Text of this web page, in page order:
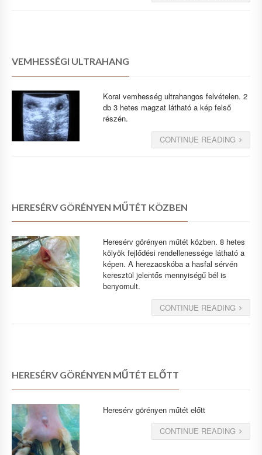
VEMHESSÉGI ULTRAHANG
Korai vemhesség ultrahangos felvételen. 2
db 3 hetes magzat látható a kép felső
részén.
CONTINUE READING
HERESÉRV GÖRÉNYEN MŰTÉT KÖZBEN
Heresérv görényen műtét közben. 8 hetes
kölyök fejlődési rendellenessége látható a
képen. A herezacskóba a hasfal sérvén
keresztül jelentős mennyiségű bél is
benyomult.
CONTINUE READING
HERESÉRV GÖRÉNYEN MŰTÉT ELŐTT
Heresérv görényen műtét előtt
CONTINUE READING